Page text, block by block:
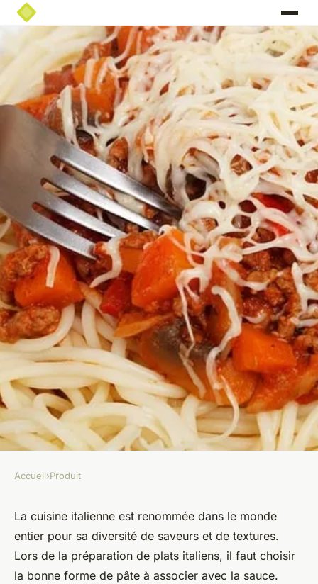
Comment choisir la forme de
pâte italienne parfaite pour
chaque sauce ?
Accueil›Produit
La cuisine italienne est renommée dans le monde
entier pour sa diversité de saveurs et de textures.
Lors de la préparation de plats italiens, il faut choisir
la bonne forme de pâte à associer avec la sauce.